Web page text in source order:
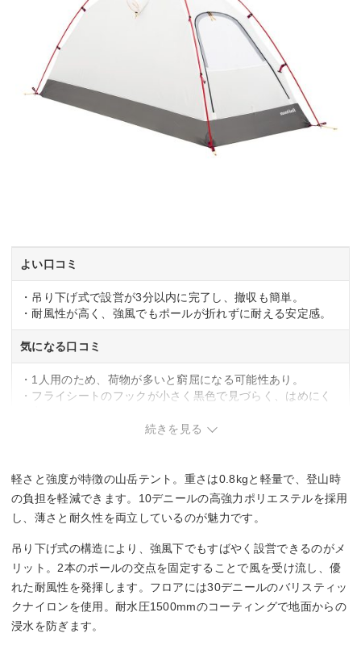
よい口コミ
・吊り下げ式で設営が3分以内に完了し、撤収も簡単。
・耐風性が高く、強風でもポールが折れずに耐える安定感。
気になる口コミ
・1人用のため、荷物が多いと窮屈になる可能性あり。
・フライシートのフックが小さく黒色で見づらく、はめにく
続きを見る
軽さと強度が特徴の山岳テント。重さは0.8kgと軽量で、登山時
の負担を軽減できます。10デニールの高強力ポリエステルを採用
し、薄さと耐久性を両立しているのが魅力です。
吊り下げ式の構造により、強風下でもすばやく設営できるのがメ
リット。2本のポールの交点を固定することで風を受け流し、優
れた耐風性を発揮します。フロアには30デニールのバリスティッ
クナイロンを使用。耐水圧1500mmのコーティングで地面からの
浸水を防ぎます。